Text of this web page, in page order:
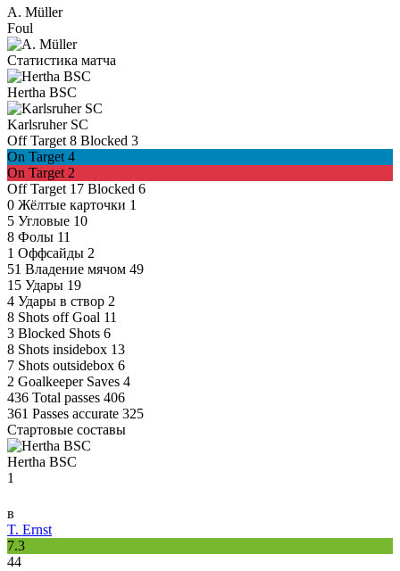
A. Müller
Foul
Статистика матча
Hertha BSC
Karlsruher SC
Off Target 8 Blocked 3
On Target 4
On Target 2
Off Target 17 Blocked 6
0 Жёлтые карточки 1
5 Угловые 10
8 Фолы 11
1 Оффсайды 2
51 Владение мячом 49
15 Удары 19
4 Удары в створ 2
8 Shots off Goal 11
3 Blocked Shots 6
8 Shots insidebox 13
7 Shots outsidebox 6
2 Goalkeeper Saves 4
436 Total passes 406
361 Passes accurate 325
Стартовые составы
Hertha BSC
1
в
T. Ernst
7.3
44